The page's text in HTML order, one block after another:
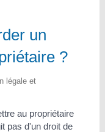
un
?
légale et
au propriétaire
pas d'un droit de